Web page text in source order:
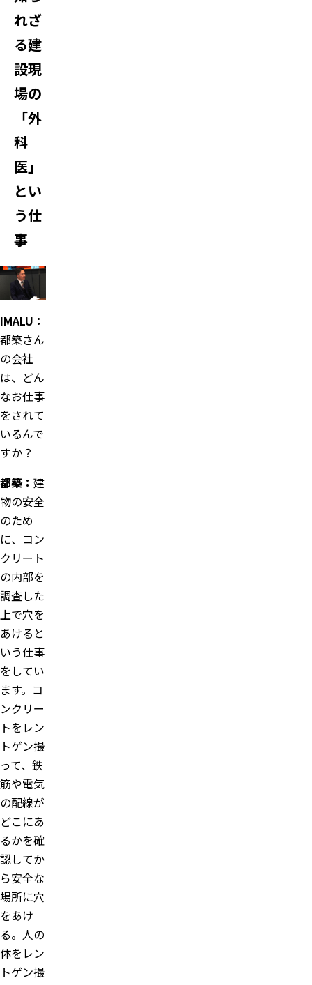
れざ
る建
設現
場の
「外
科
医」
とい
う仕
事
IMALU：
都築さん
の会社
は、どん
なお仕事
をされて
いるんで
すか？
都築： 建
物の安全
のため
に、コン
クリート
の内部を
調査した
上で穴を
あけると
いう仕事
をしてい
ます。コ
ンクリー
トをレン
トゲン撮
って、鉄
筋や電気
の配線が
どこにあ
るかを確
認してか
ら安全な
場所に穴
をあけ
る。人の
体をレン
トゲン撮